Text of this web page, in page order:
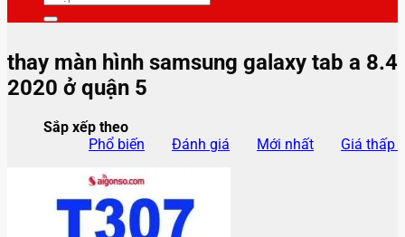
kiếm:
thay màn hình samsung galaxy tab a 8.4
2020 ở quận 5
Sắp xếp theo
Phổ biến
Đánh giá Mới nhất Giá thấp